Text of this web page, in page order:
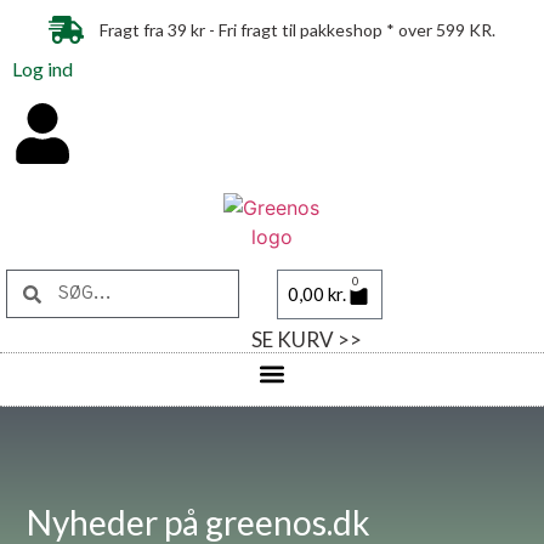
Fragt fra 39 kr - Fri fragt til pakkeshop * over 599 KR.
Log ind
0,00 kr.
0
SE KURV >>
Nyheder på greenos.dk